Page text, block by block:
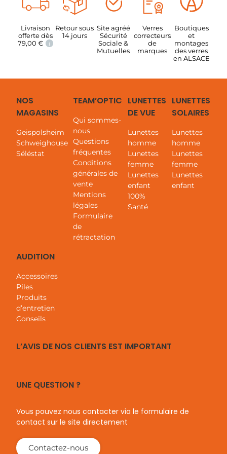
Monture 85,00€
Marque :Guess
Guess GU7557 52F
Taille :M
Total 85,00€
Equipement optique complet.
Etui de la marque et chiffonnette inclus.
Nos opticiens sont à votre écoute
Livraison
offerte dès
79,00€ i
Retour sous
14 jours
Site agréé
Sécurité
Sociale &
Mutuelles
Verres
correcteurs
de
marques
Boutiques
et
montages
des verres
en ALSACE
NOS
MAGASINS
Geispolsheim
Schweighouse
Séléstat
TEAM’OPTIC
Qui sommes-
nous
Questions
fréquentes
Conditions
générales de
vente
Mentions
légales
Formulaire
de
rétractation
LUNETTES
DE VUE
Lunettes
homme
Lunettes
femme
Lunettes
enfant
100%
Santé
LUNETTES
SOLAIRES
Lunettes
homme
Lunettes
femme
Lunettes
enfant
AUDITION
Accessoires
Piles
Produits
d’entretien
Conseils
L’AVIS DE NOS CLIENTS EST IMPORTANT
UNE QUESTION ?
Vous pouvez nous contacter via le formulaire de
contact sur le site directement
Contactez-nous